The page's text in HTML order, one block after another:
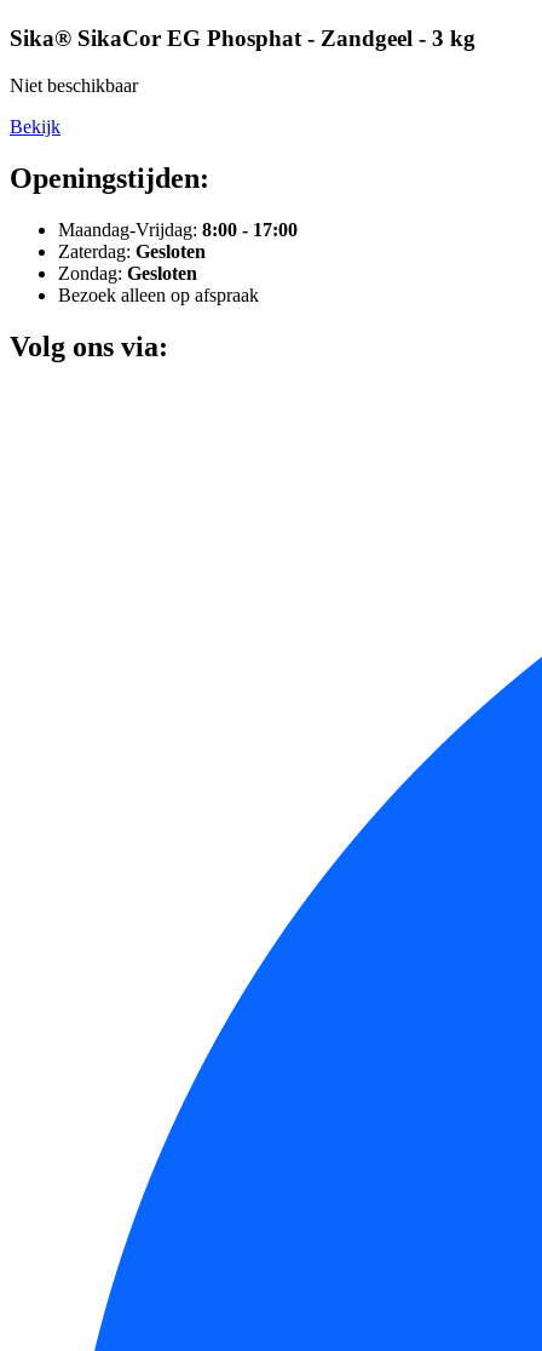
Sika® SikaCor EG Phosphat - Zandgeel - 3 kg
Niet beschikbaar
Bekijk
Openingstijden:
Maandag-Vrijdag: 8:00 - 17:00
Zaterdag: Gesloten
Zondag: Gesloten
Bezoek alleen op afspraak
Volg ons via: